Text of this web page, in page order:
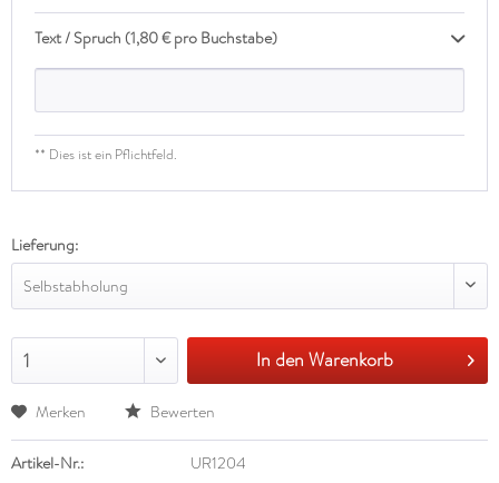
Text / Spruch (1,80 € pro Buchstabe)
** Dies ist ein Pflichtfeld.
Lieferung:
Selbstabholung
1 In den Warenkorb
Merken Bewerten
Artikel-Nr.: UR1204